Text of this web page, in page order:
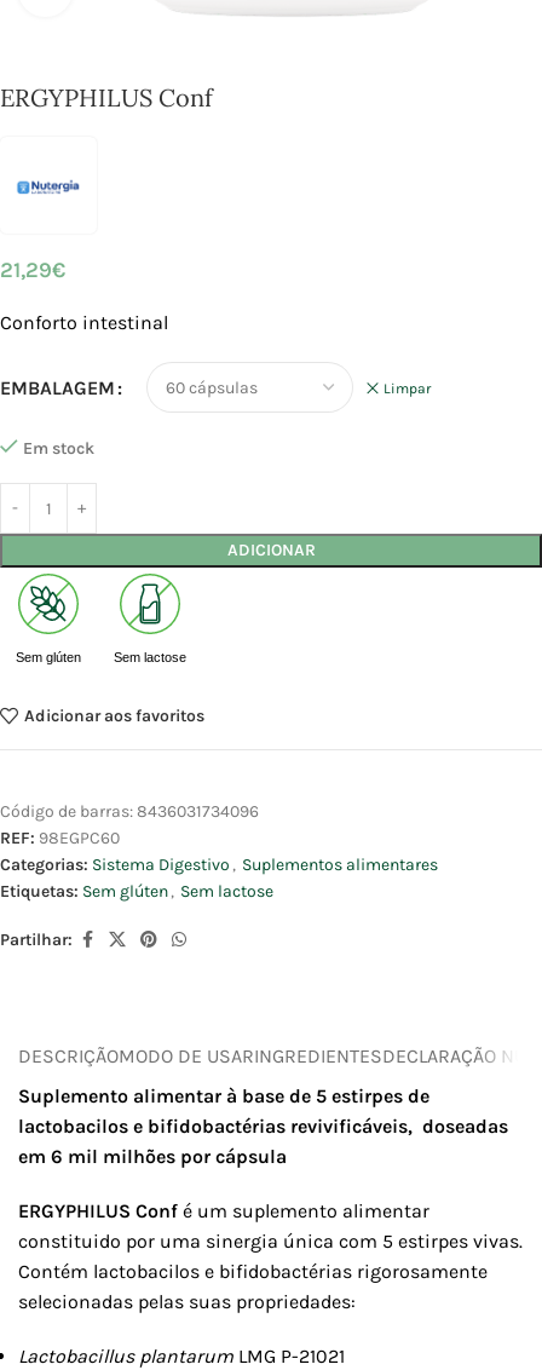
ERGYPHILUS Conf
21,29€
Conforto intestinal
EMBALAGEM Limpar
Em stock
ADICIONAR
Sem glúten Sem lactose
Adicionar aos favoritos
Código de barras:8436031734096
REF: 98EGPC60
Categorias: Sistema Digestivo , Suplementos alimentares
Etiquetas: Sem glúten, Sem lactose
Partilhar:
DESCRIÇÃOMODO DE USARINGREDIENTESDECLARAÇÃO
Suplemento alimentar à base de 5 estirpes de
lactobacilos e bifidobactérias revivificáveis, doseadas
em 6 mil milhões por cápsula
ERGYPHILUS Conf é um suplemento alimentar
constituido por uma sinergia única com 5 estirpes vivas.
Contém lactobacilos e bifidobactérias rigorosamente
selecionadas pelas suas propriedades:
Lactobacillus plantarum LMG P-21021